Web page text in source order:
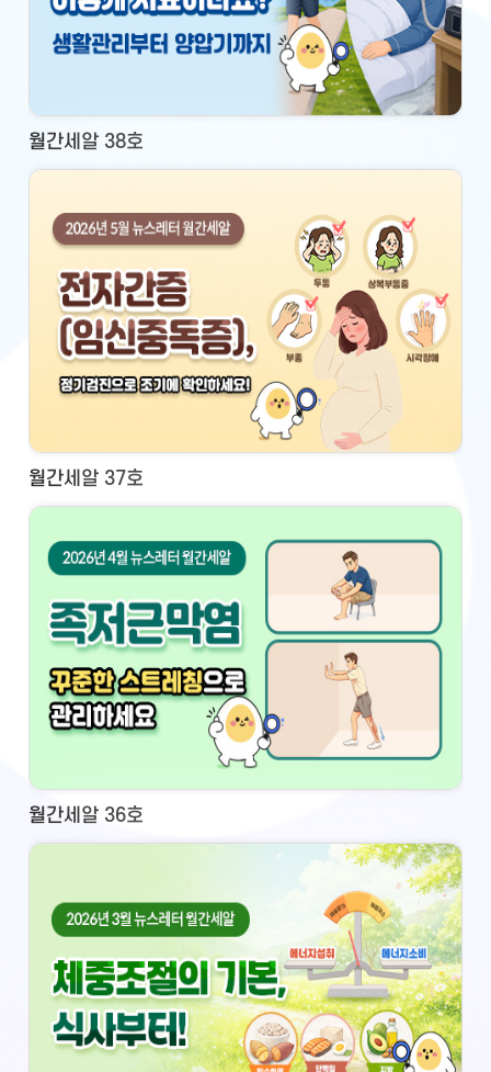
월간세알 38호
월간세알 37호
월간세알 36호